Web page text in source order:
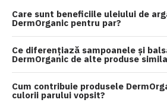
Care sunt beneficiile uleiului de
DermOrganic pentru par?
Ce diferențiază sampoanele și
DermOrganic de alte produse
Cum contribuie produsele
culorii parului vopsit?